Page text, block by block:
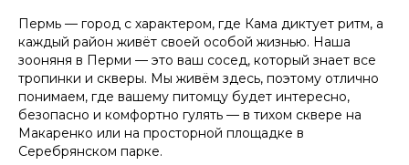
Пермь — город с характером, где Кама диктует ритм, а
каждый район живёт своей особой жизнью. Наша
зооняня в Перми — это ваш сосед, который знает все
тропинки и скверы. Мы живём здесь, поэтому отлично
понимаем, где вашему питомцу будет интересно,
безопасно и комфортно гулять — в тихом сквере на
Макаренко или на просторной площадке в
Серебрянском парке.
Листайте влево, чтобы увидеть все преимущества
Удобный заказ
Заказ в пару кликов через
телеграм-бот. При повторном
заказе заново заполнять ничего
Оператор